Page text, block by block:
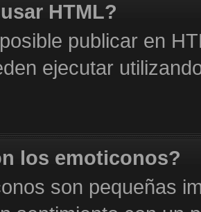
HTML?
publicar en
ejecutar
los emoticonos?
son pequeñas